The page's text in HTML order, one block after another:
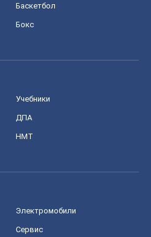
Баскетбол
Бокс
Учебники
ДПА
НМТ
Электромобили
Сервис